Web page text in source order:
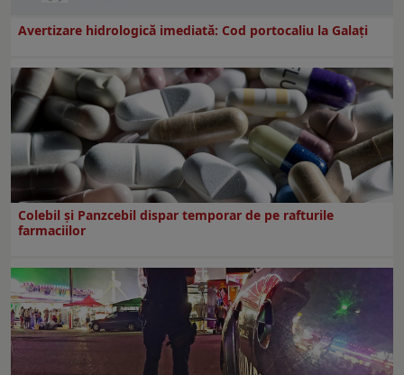
Avertizare hidrologică imediată: Cod portocaliu la Galaţi
Colebil și Panzcebil dispar temporar de pe rafturile
farmaciilor